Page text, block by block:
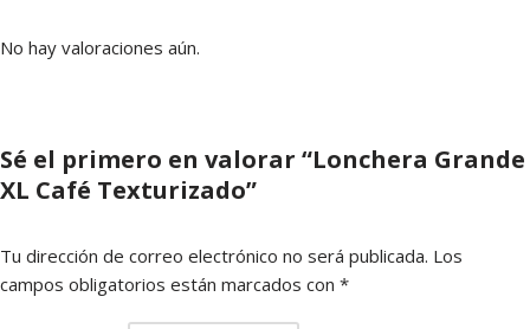
No hay valoraciones aún.
Sé el primero en valorar “Lonchera Grande
XL Café Texturizado”
Tu dirección de correo electrónico no será publicada. Los
campos obligatorios están marcados con *